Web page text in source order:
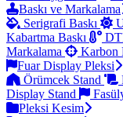
Baskı ve Markalama
Serigrafi Baskı
Kabartma Baskı
Markalama
Karbon
Fuar Display Pleksi
Örümcek Stand
Display Stand
Pleksi Kesim